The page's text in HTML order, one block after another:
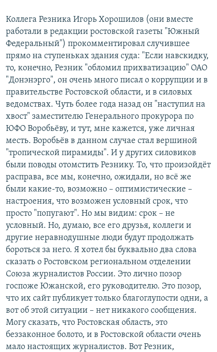
Коллега Резника Игорь Хорошилов (они вместе
работали в редакции ростовской газеты "Южный
Федеральный") прокомментировал случившее
прямо на ступеньках здания суда: "Если навскидку,
то, конечно, Резник "обломил прихватизацию" ОАО
"Донэнэрго", он очень много писал о коррупции и в
правительстве Ростовской области, и в силовых
ведомствах. Чуть более года назад он "наступил на
хвост" заместителю Генерального прокурора по
ЮФО Воробьёву, и тут, мне кажется, уже личная
месть. Воробьёв в данном случае стал вершиной
"тропической пирамиды". И у других силовиков
были поводы отомстить Резнику. То, что произойдёт
расправа, все мы, конечно, ожидали, но всё же
были какие-то, возможно – оптимистические –
настроения, что возможен условный срок, что
просто "попугают". Но мы видим: срок – не
условный. Но, думаю, все его друзья, коллеги и
другие неравнодушные люди будут продолжать
бороться за него. Я хотел бы буквально два слова
сказать о Ростовском региональном отделении
Союза журналистов России. Это лично позор
госпоже Южанской, его руководителю. Это позор,
что их сайт публикует только благоглупости одни, а
вот об этой ситуации – нет никакого сообщения.
Могу сказать, что Ростовская область, это
беззаконное болото, и в Ростовской области очень
мало настоящих журналистов. Вот Резник,